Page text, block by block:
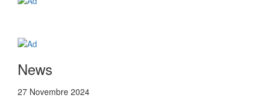
News
27 Novembre 2024